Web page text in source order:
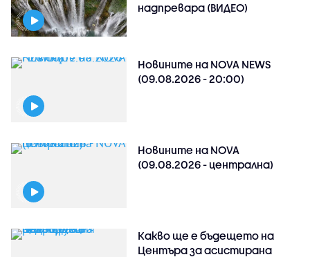
надпревара (ВИДЕО)
Новините на NOVA NEWS
(09.08.2026 - 20:00)
Новините на NOVA
(09.08.2026 - централна)
Какво ще е бъдещето на
Центъра за асистирана